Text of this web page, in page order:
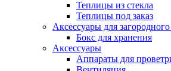
Теплицы из стекла
Теплицы под заказ
Аксессуары для
Бокс для хранения
Аксессуары
Аппараты для